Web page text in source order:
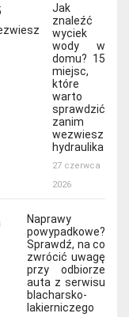
Jak
znaleźć
wyciek
wody w
domu? 15
miejsc,
które
warto
sprawdzić
zanim
wezwiesz
hydraulika
27 czerwca
2026
Naprawy
powypadkowe?
Sprawdź, na co
zwrócić uwagę
przy odbiorze
auta z serwisu
blacharsko-
lakierniczego